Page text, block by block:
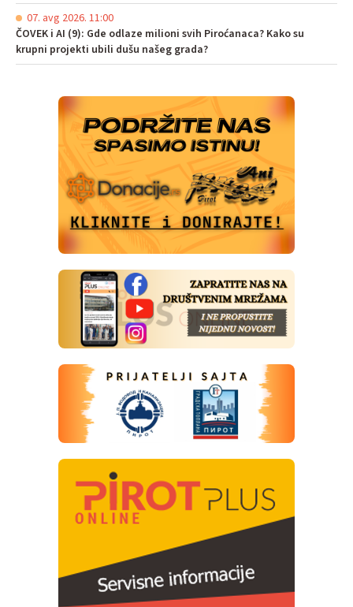
07. avg 2026. 11:00
ČOVEK i AI (9): Gde odlaze milioni svih Piroćanaca? Kako su
krupni projekti ubili dušu našeg grada?